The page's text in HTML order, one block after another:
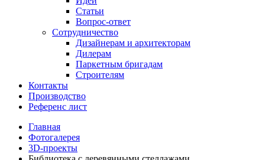
Статьи
Вопрос-ответ
Сотрудничество
Дизайнерам и архитекторам
Дилерам
Паркетным бригадам
Строителям
Контакты
Производство
Референс лист
Главная
Фотогалерея
3D-проекты